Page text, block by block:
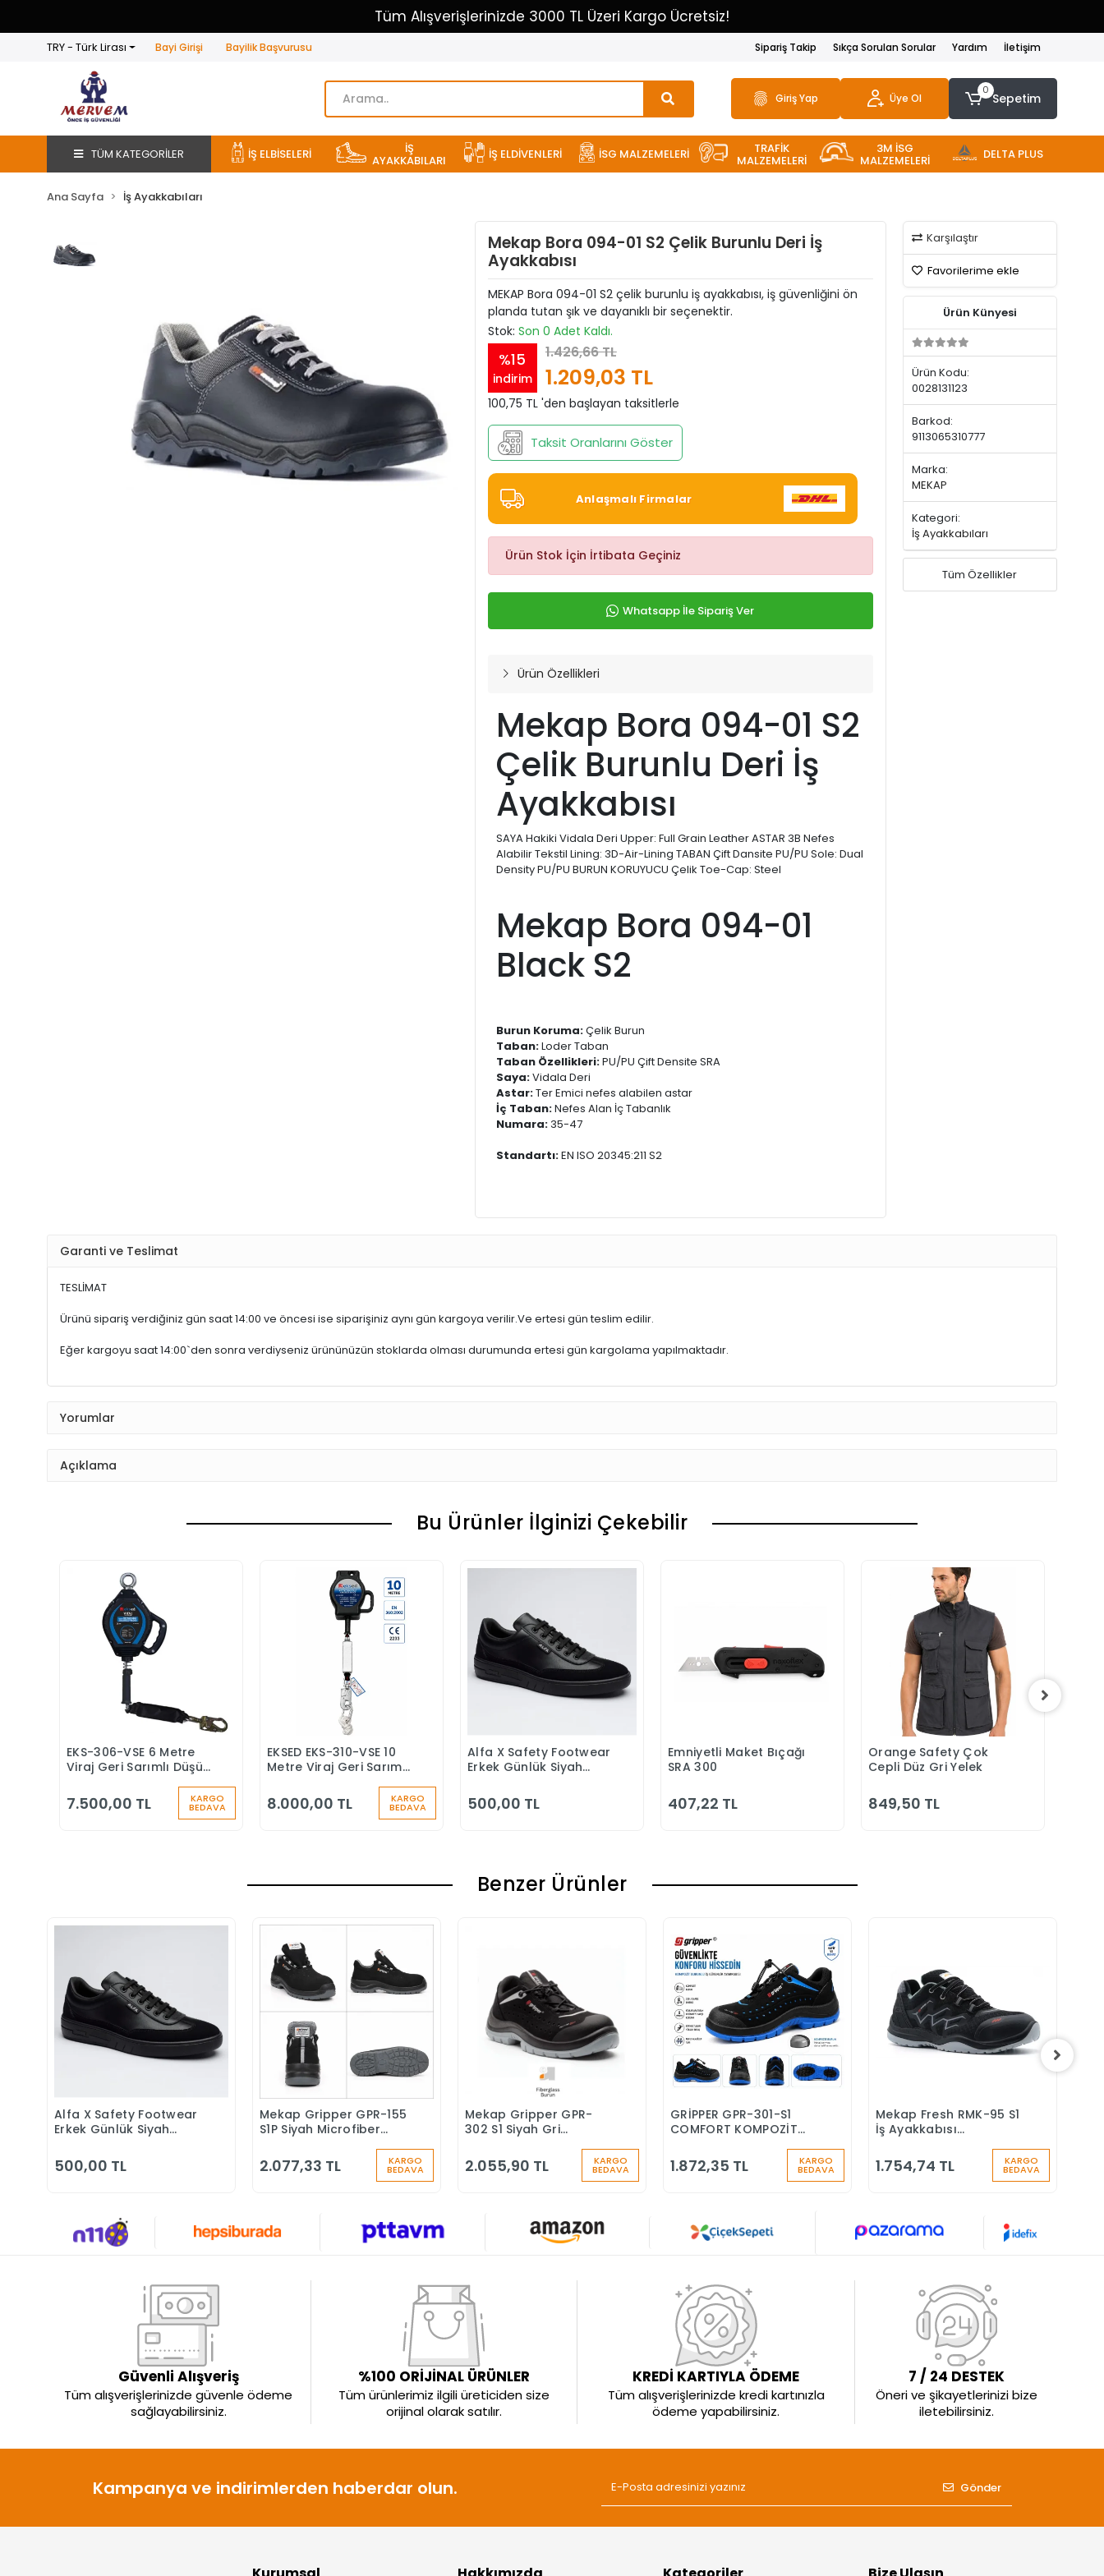
Tüm Alışverişlerinizde 3000 TL Üzeri Kargo Ücretsiz!
TRY - Türk Lirası Bayi Girişi Bayilik Başvurusu Sipariş Takip Sıkça Sorulan Sorular Yardım İletişim
Giriş Yap Üye Ol
0
Sepetim
TÜM KATEGORİLER İŞ ELBİSELERİ İŞ
AYAKKABILARI İŞ ELDİVENLERİ İSG MALZEMELERİ TRAFİK
MALZEMELERİ
3M İSG
MALZEMELERİ DELTA PLUS
Ana Sayfa İş Ayakkabıları
Mekap Bora 094-01 S2 Çelik Burunlu Deri İş
Ayakkabısı
MEKAP Bora 094-01 S2 çelik burunlu iş ayakkabısı, iş güvenliğini ön
planda tutan şık ve dayanıklı bir seçenektir.
Stok: Son 0 Adet Kaldı.
%15
indirim
1.426,66 TL
1.209,03 TL
100,75 TL 'den başlayan taksitlerle
Taksit Oranlarını Göster
Anlaşmalı Firmalar
Ürün Stok İçin İrtibata Geçiniz
Whatsapp İle Sipariş Ver
Ürün Özellikleri
Mekap Bora 094-01 S2
Çelik Burunlu Deri İş
Ayakkabısı
SAYA Hakiki Vidala Deri Upper: Full Grain Leather ASTAR 3B Nefes
Alabilir Tekstil Lining: 3D-Air-Lining TABAN Çift Dansite PU/PU Sole: Dual
Density PU/PU BURUN KORUYUCU Çelik Toe-Cap: Steel
Mekap Bora 094-01
Black S2
Burun Koruma:Çelik Burun
Taban:Loder Taban
Taban Özellikleri:PU/PU Çift Densite SRA
Saya:Vidala Deri
Astar:Ter Emici nefes alabilen astar
İç Taban:Nefes Alan İç Tabanlık
Numara:35-47
Standartı:EN ISO 20345:211 S2
Karşılaştır
Favorilerime ekle
Ürün Künyesi
Ürün Kodu:
0028131123
Barkod:
9113065310777
Marka:
MEKAP
Kategori:
İş Ayakkabıları
Tüm Özellikler
Garanti ve Teslimat
TESLİMAT
Ürünü sipariş verdiğiniz gün saat 14:00 ve öncesi ise siparişiniz aynı gün kargoya verilir.Ve ertesi gün teslim edilir.
Eğer kargoyu saat 14:00`den sonra verdiyseniz ürününüzün stoklarda olması durumunda ertesi gün kargolama yapılmaktadır.
Yorumlar
Açıklama
Bu Ürünler İlginizi Çekebilir
Sepete Ekle
EKS-306-VSE 6 Metre
Viraj Geri Sarımlı Düşüş
Kenar
7.500,00 TL KARGO
BEDAVA
Sepete Ekle
EKSED EKS-310-VSE 10
Metre Viraj Geri Sarımlı
8.000,00 TL KARGO
BEDAVA
Sepete Ekle
Alfa X Safety Footwear
Erkek Günlük Siyah
500,00 TL
Sepete Ekle
Emniyetli Maket Bıçağı
SRA 300
407,22 TL
Sepete Ekle
Orange Safety Çok
Cepli Düz Gri Yelek
849,50 TL
Benzer Ürünler
Sepete Ekle
Alfa X Safety Footwear
Erkek Günlük Siyah
500,00 TL
Sepete Ekle
Mekap Gripper GPR-155
S1P Siyah Microfiber
Ayakkabısı
2.077,33 TL KARGO
BEDAVA
Sepete Ekle
Mekap Gripper GPR-
302 S1 Siyah Gri
Ayakkabısı
2.055,90 TL KARGO
BEDAVA
Sepete Ekle
GRİPPER GPR-301-S1
COMFORT KOMPOZİT
1.872,35 TL KARGO
BEDAVA
Sepete Ekle
Mekap Fresh RMK-95 S1
İş Ayakkabısı
1.754,74 TL KARGO
BEDAVA
Güvenli Alışveriş
Tüm alışverişlerinizde güvenle ödeme
sağlayabilirsiniz.
%100 ORİJİNAL ÜRÜNLER
Tüm ürünlerimiz ilgili üreticiden size
orijinal olarak satılır.
KREDİ KARTIYLA ÖDEME
Tüm alışverişlerinizde kredi kartınızla
ödeme yapabilirsiniz.
7 / 24 DESTEK
Öneri ve şikayetlerinizi bize
iletebilirsiniz.
Kampanya ve indirimlerden haberdar olun. Gönder